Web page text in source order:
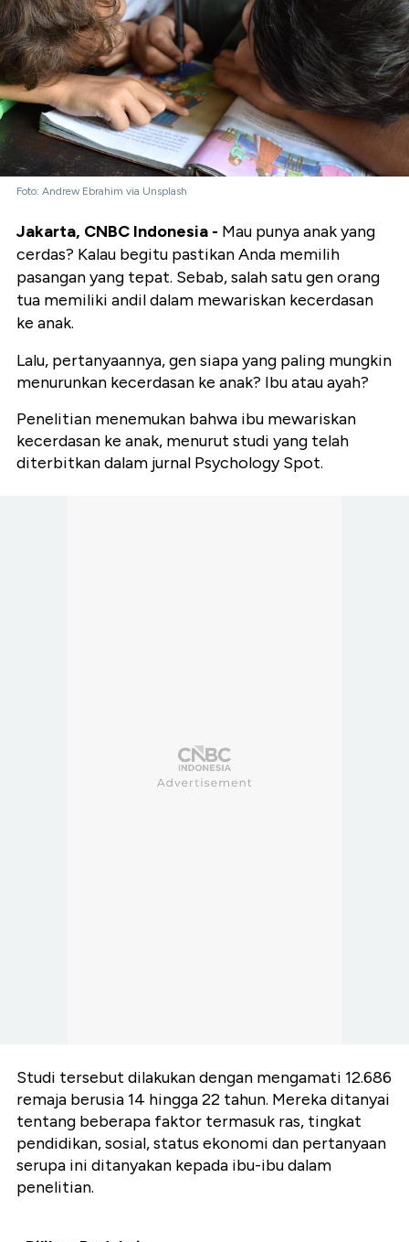
Foto: Andrew Ebrahim via Unsplash
Jakarta, CNBC Indonesia - Mau punya anak yang
cerdas? Kalau begitu pastikan Anda memilih
pasangan yang tepat. Sebab, salah satu gen orang
tua memiliki andil dalam mewariskan kecerdasan
ke anak.
Lalu, pertanyaannya, gen siapa yang paling mungkin
menurunkan kecerdasan ke anak? Ibu atau ayah?
Penelitian menemukan bahwa ibu mewariskan
kecerdasan ke anak, menurut studi yang telah
diterbitkan dalam jurnal Psychology Spot.
Studi tersebut dilakukan dengan mengamati 12.686
remaja berusia 14 hingga 22 tahun. Mereka ditanyai
tentang beberapa faktor termasuk ras, tingkat
pendidikan, sosial, status ekonomi dan pertanyaan
serupa ini ditanyakan kepada ibu-ibu dalam
penelitian.